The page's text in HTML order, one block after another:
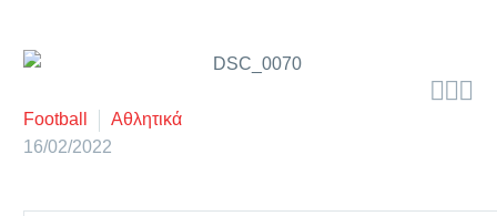

Football
Αθλητικά
16/02/2022